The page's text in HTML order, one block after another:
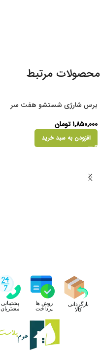
محصولات مرتبط
برس شارژی شستشو هفت سر
۱,۸۵۰,۰۰۰تومان
افزودن به سبد خرید
بازگردانی
کالا
روش ها
پرداخت
پشتیبانی
مشتریان